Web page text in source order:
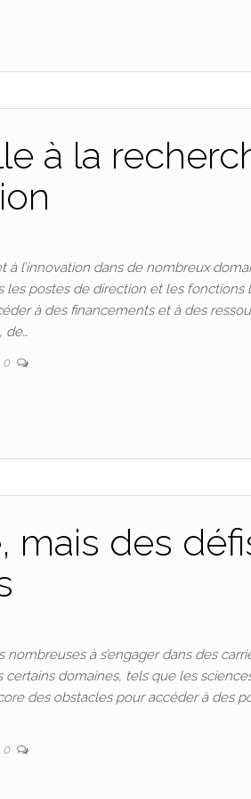
à la
l’innovation dans de nombreux
les postes de direction et les fonctions
à des financements et à des
de…
0
mais des
à s’engager dans des
domaines, tels que les
des obstacles pour accéder à des
0